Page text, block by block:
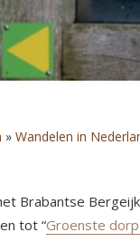
» Wandelen in
Brabantse
tot “Groenste